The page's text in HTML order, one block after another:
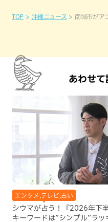
TOP 沖縄ニュース 南城市がア
あわせて
エンタメ,テレビ,占い
シウマが占う！『2026年下半
キーワードは”シンプル”ラッ